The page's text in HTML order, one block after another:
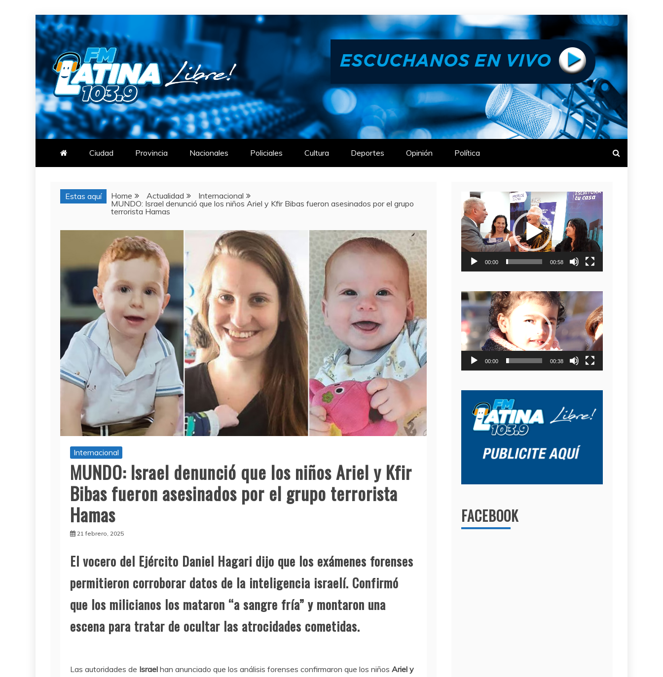
Skip
to
content
FM LATINA
NOTICIAS
Ciudad Provincia Nacionales Policiales Cultura Deportes Opinión Política
Estas aquí Home Actualidad
Internacional
MUNDO: Israel denunció que los niños Ariel y Kfir Bibas fueron asesinados por el grupo
terrorista Hamas
Internacional
MUNDO: Israel denunció que los niños Ariel y Kfir
Bibas fueron asesinados por el grupo terrorista
Hamas
21 febrero, 2025
El vocero del Ejército Daniel Hagari dijo que los exámenes forenses
permitieron corroborar datos de la inteligencia israelí. Confirmó
que los milicianos los mataron “a sangre fría” y montaron una
escena para tratar de ocultar las atrocidades cometidas.
Las autoridades de Israel han anunciado que los análisis forenses confirmaron que los niños Ariel y
Reproductor
de
video
00:00 00:58
Reproductor
de
video
00:00 00:38
FACEBOOK